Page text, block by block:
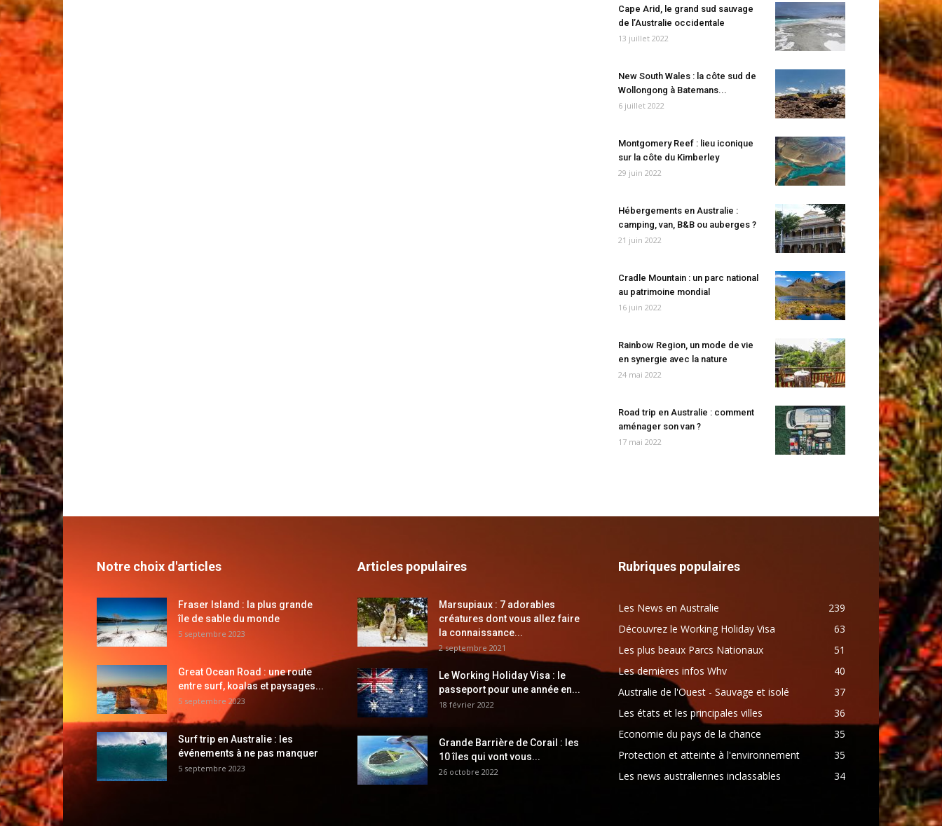
Cape Arid, le grand sud sauvage
de l’Australie occidentale
13 juillet 2022
New South Wales : la côte sud de
Wollongong à Batemans...
6 juillet 2022
Montgomery Reef : lieu iconique
sur la côte du Kimberley
29 juin 2022
Hébergements en Australie :
camping, van, B&B ou auberges ?
21 juin 2022
Cradle Mountain : un parc national
au patrimoine mondial
16 juin 2022
Rainbow Region, un mode de vie
en synergie avec la nature
24 mai 2022
Road trip en Australie : comment
aménager son van ?
17 mai 2022
Notre choix d'articles
Fraser Island : la plus grande
île de sable du monde
5 septembre 2023
Great Ocean Road : une route
entre surf, koalas et paysages...
5 septembre 2023
Surf trip en Australie : les
événements à ne pas manquer
5 septembre 2023
Articles populaires
Marsupiaux : 7 adorables
créatures dont vous allez faire
la connaissance...
2 septembre 2021
Le Working Holiday Visa : le
passeport pour une année en...
18 février 2022
Grande Barrière de Corail : les
10 îles qui vont vous...
26 octobre 2022
Rubriques populaires
Les News en Australie
239
Découvrez le Working Holiday Visa
63
Les plus beaux Parcs Nationaux
51
Les dernières infos Whv
40
Australie de l'Ouest - Sauvage et isolé
37
Les états et les principales villes
36
Economie du pays de la chance
35
Protection et atteinte à l'environnement
35
Les news australiennes inclassables
34